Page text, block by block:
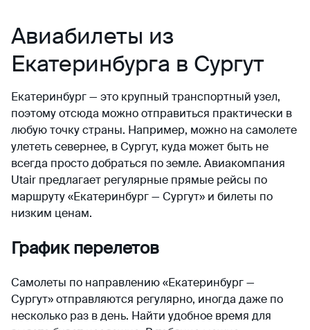
Авиабилеты из
Екатеринбурга в Сургут
Екатеринбург — это крупный транспортный узел,
поэтому отсюда можно отправиться практически в
любую точку страны. Например, можно на самолете
улететь севернее, в Сургут, куда может быть не
всегда просто добраться по земле. Авиакомпания
Utair предлагает регулярные прямые рейсы по
маршруту «Екатеринбург — Сургут» и билеты по
низким ценам.
График перелетов
Самолеты по направлению «Екатеринбург —
Сургут» отправляются регулярно, иногда даже по
несколько раз в день. Найти удобное время для